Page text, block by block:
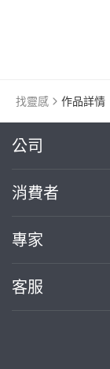
找靈感 作品詳情
公司
關於我們
部落格
加入我們
消費者
買服務
熱門服務
專家
案件中心
客服
繼續完成